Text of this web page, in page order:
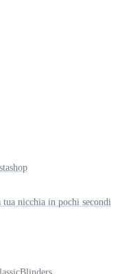
nicchia in pochi secondi